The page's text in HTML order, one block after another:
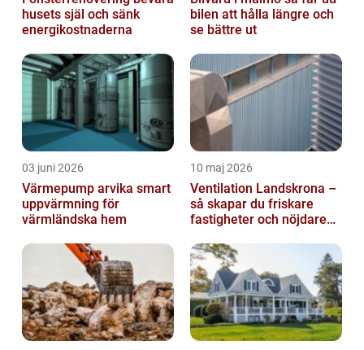
husets själ och sänk
energikostnaderna
bilen att hålla längre och
se bättre ut
03 juni 2026
Värmepump arvika smart
uppvärmning för
värmländska hem
10 maj 2026
Ventilation Landskrona –
så skapar du friskare
fastigheter och nöjdare